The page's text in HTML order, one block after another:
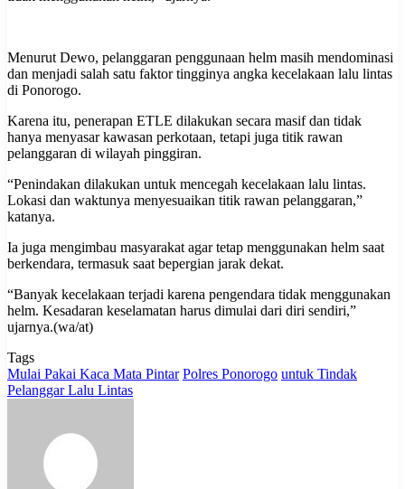
Menurut Dewo, pelanggaran penggunaan helm masih mendominasi
dan menjadi salah satu faktor tingginya angka kecelakaan lalu lintas
di Ponorogo.
Karena itu, penerapan ETLE dilakukan secara masif dan tidak
hanya menyasar kawasan perkotaan, tetapi juga titik rawan
pelanggaran di wilayah pinggiran.
“Penindakan dilakukan untuk mencegah kecelakaan lalu lintas.
Lokasi dan waktunya menyesuaikan titik rawan pelanggaran,”
katanya.
Ia juga mengimbau masyarakat agar tetap menggunakan helm saat
berkendara, termasuk saat bepergian jarak dekat.
“Banyak kecelakaan terjadi karena pengendara tidak menggunakan
helm. Kesadaran keselamatan harus dimulai dari diri sendiri,”
ujarnya.(wa/at)
Tags
Mulai Pakai Kaca Mata Pintar Polres Ponorogo untuk Tindak
Pelanggar Lalu Lintas